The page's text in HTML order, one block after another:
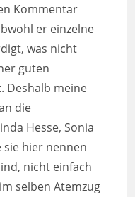
Kommentar
er einzelne
was nicht
guten
Deshalb meine
die
Hesse, Sonia
sie hier nennen
nicht einfach
selben Atemzug